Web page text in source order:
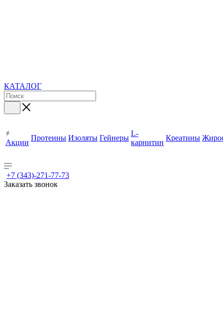
КАТАЛОГ
Акции
Протеины Изоляты Гейнеры
L-
карнитин
Креатины
+7 (343)-271-77-73
Заказать звонок